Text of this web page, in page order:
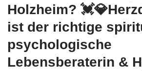
Holzheim?
ist der richtige
psychologische
Lebensberaterin &